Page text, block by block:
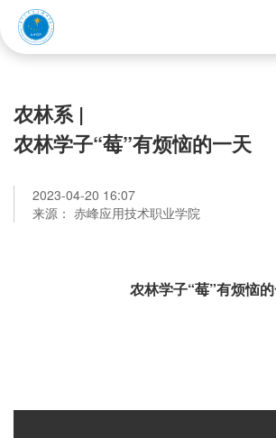
农林系 |
农林学子“莓”有烦恼的一天
2023-04-20 16:07
来源： 赤峰应用技术职业学院
农林学子“莓”有烦恼